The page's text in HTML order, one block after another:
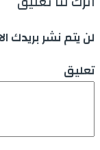
لن يتم نشر بريدك
تعليق